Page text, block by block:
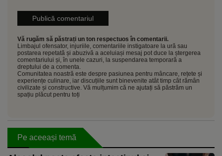
Vă rugăm să păstrați un ton respectuos în comentarii.
Limbajul ofensator, injuriile, comentariile instigatoare la ură sau
postarea repetată și abuzivă a aceluiași mesaj pot duce la ștergerea
comentariului și, în unele cazuri, la suspendarea temporară a
dreptului de a comenta.
Comunitatea noastră este despre pasiunea pentru mâncare, rețete și
experiențe culinare, iar discuțiile sunt binevenite atât timp cât rămân
civilizate și constructive. Vă mulțumim că ne ajutați să păstrăm un
spațiu plăcut pentru toți
Pe aceeași temă